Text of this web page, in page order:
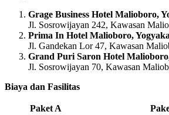
Grage Business Hotel Malioboro,
Jl. Sosrowijayan 242, Kawasan
Prima In Hotel Malioboro,
Jl. Gandekan Lor 47, Kawasan
Grand Puri Saron Hotel
Jl. Sosrowijayan 70, Kawasan
Biaya dan Fasilitas
Paket A